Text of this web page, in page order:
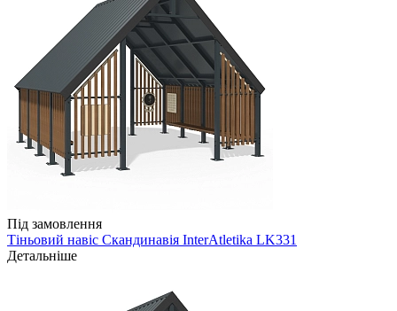
Під замовлення
Тіньовий навіс Скандинавія InterAtletika LK331
Детальніше